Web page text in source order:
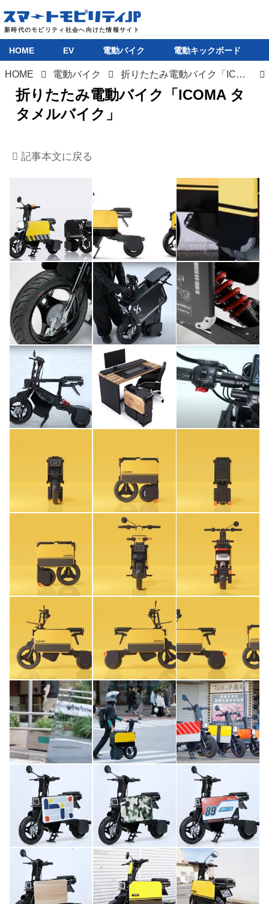
電動バイク
電動キックボード
ライフスタイル
テクノロジー
このメディアについて
運営会社
利用規約
プライバシーポリシー
ライター名簿
お問い合せ
広告掲載について
HOME EV 電動バイク 電動キックボード
HOME 電動バイク 折りたたみ電動バイク「ICOMA タタメルバイク」が先行販売の受付を開始
折りたたみ電動バイク「ICOMA タ
タメルバイク」
記事本文に戻る